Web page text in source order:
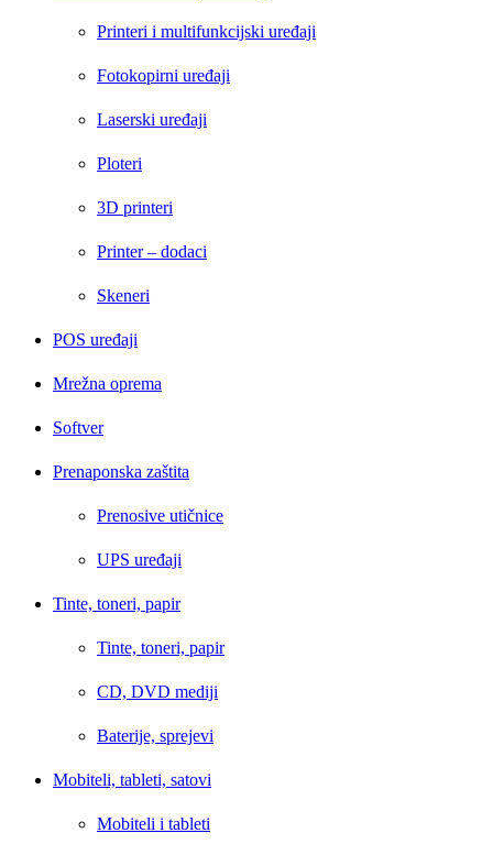
Printeri i multifunkcijski uređaji
Fotokopirni uređaji
Laserski uređaji
Ploteri
3D printeri
Printer – dodaci
Skeneri
POS uređaji
Mrežna oprema
Softver
Prenaponska zaštita
Prenosive utičnice
UPS uređaji
Tinte, toneri, papir
Tinte, toneri, papir
CD, DVD mediji
Baterije, sprejevi
Mobiteli, tableti, satovi
Mobiteli i tableti